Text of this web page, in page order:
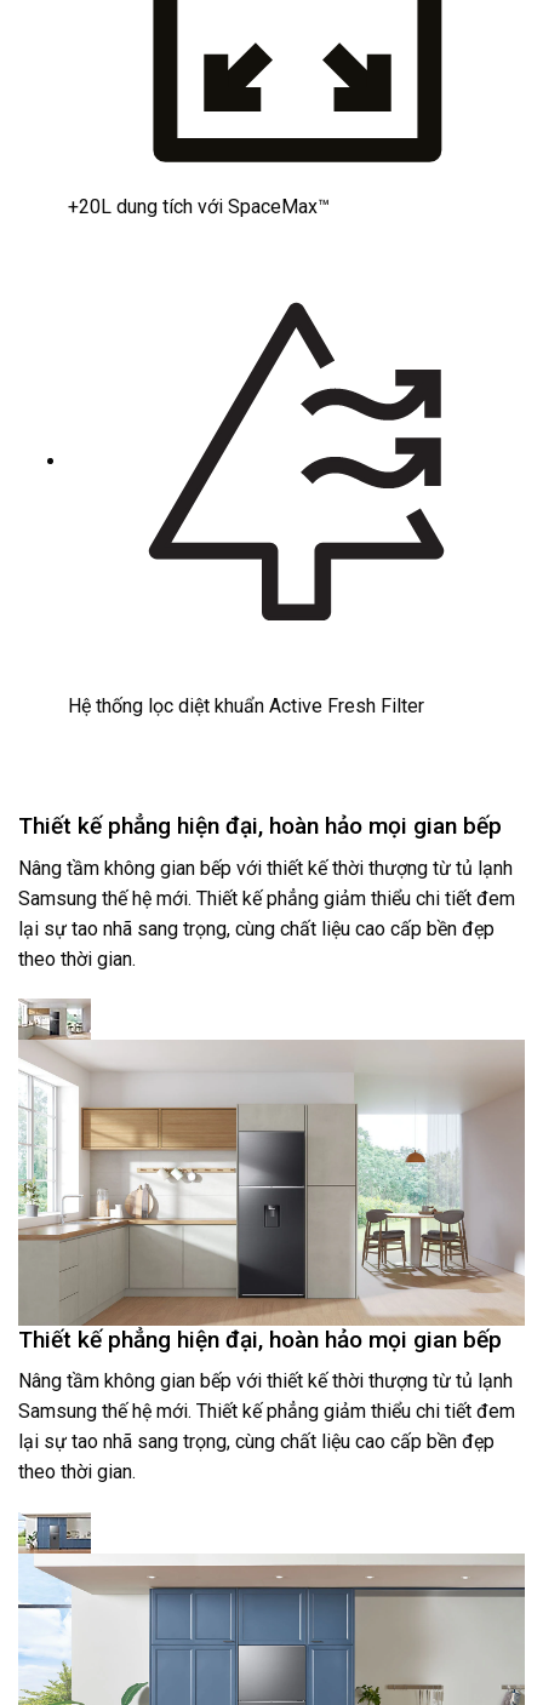
+20L dung tích với SpaceMax™
Hệ thống lọc diệt khuẩn Active Fresh Filter
Thiết kế phẳng hiện đại, hoàn hảo mọi gian bếp
Nâng tầm không gian bếp với thiết kế thời thượng từ tủ lạnh
Samsung thế hệ mới. Thiết kế phẳng giảm thiểu chi tiết đem
lại sự tao nhã sang trọng, cùng chất liệu cao cấp bền đẹp
theo thời gian.
Thiết kế phẳng hiện đại, hoàn hảo mọi gian bếp
Nâng tầm không gian bếp với thiết kế thời thượng từ tủ lạnh
Samsung thế hệ mới. Thiết kế phẳng giảm thiểu chi tiết đem
lại sự tao nhã sang trọng, cùng chất liệu cao cấp bền đẹp
theo thời gian.